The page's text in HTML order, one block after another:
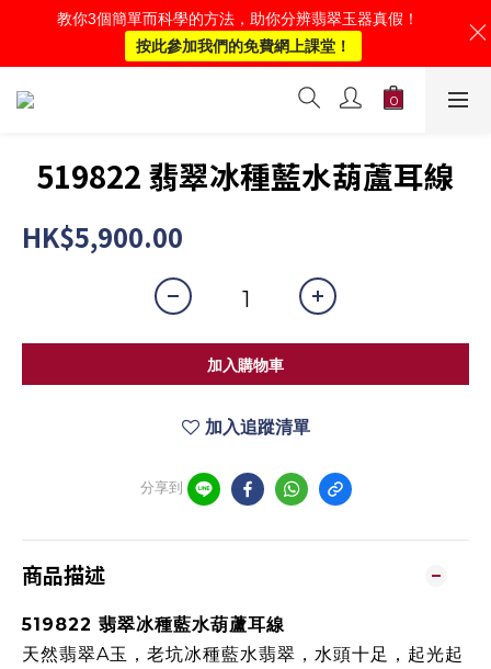
519822 翡翠冰種藍水葫蘆耳線
HK$5,900.00
加入購物車
加入追蹤清單
分享到
商品描述
519822 翡翠冰種藍水葫蘆耳線
天然翡翠A玉，老坑冰種藍水翡翠，水頭十足，起光起
教你3個簡單而科學的方法，助你分辨翡翠玉器真假！
按此參加我們的免費網上課堂！